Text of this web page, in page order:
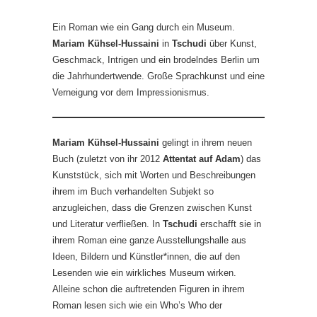
Ein Roman wie ein Gang durch ein Museum.
Mariam Kühsel-Hussaini in Tschudi über Kunst,
Geschmack, Intrigen und ein brodelndes Berlin um
die Jahrhundertwende. Große Sprachkunst und eine
Verneigung vor dem Impressionismus.
Mariam Kühsel-Hussaini gelingt in ihrem neuen
Buch (zuletzt von ihr 2012 Attentat auf Adam) das
Kunststück, sich mit Worten und Beschreibungen
ihrem im Buch verhandelten Subjekt so
anzugleichen, dass die Grenzen zwischen Kunst
und Literatur verfließen. In Tschudi erschafft sie in
ihrem Roman eine ganze Ausstellungshalle aus
Ideen, Bildern und Künstler*innen, die auf den
Lesenden wie ein wirkliches Museum wirken.
Alleine schon die auftretenden Figuren in ihrem
Roman lesen sich wie ein Who’s Who der